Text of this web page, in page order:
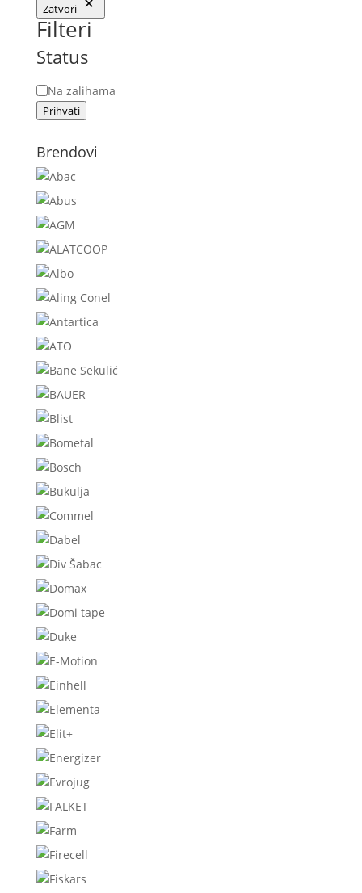
Zatvori
Filteri
Status
Status
Na zalihama
Prihvati
Brendovi